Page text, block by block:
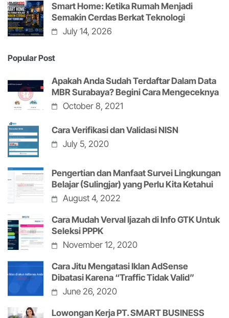
Smart Home: Ketika Rumah Menjadi
Semakin Cerdas Berkat Teknologi
July 14, 2026
Popular Post
Apakah Anda Sudah Terdaftar Dalam Data
MBR Surabaya? Begini Cara Mengeceknya
October 8, 2021
Cara Verifikasi dan Validasi NISN
July 5, 2020
Pengertian dan Manfaat Survei Lingkungan
Belajar (Sulingjar) yang Perlu Kita Ketahui
August 4, 2022
Cara Mudah Verval Ijazah di Info GTK Untuk
Seleksi PPPK
November 12, 2020
Cara Jitu Mengatasi Iklan AdSense
Dibatasi Karena “Traffic Tidak Valid”
June 26, 2020
Lowongan Kerja PT. SMART BUSINESS